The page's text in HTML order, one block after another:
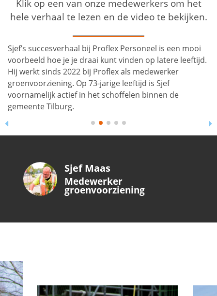
Klik op een van onze medewerkers om het
hele verhaal te lezen en de video te bekijken.
Sjef’s succesverhaal bij Proflex Personeel is een mooi
voorbeeld hoe je je draai kunt vinden op latere leeftijd.
Hij werkt sinds 2022 bij Proflex als medewerker
groenvoorziening. Op 73-jarige leeftijd is Sjef
voornamelijk actief in het schoffelen binnen de
gemeente Tilburg.
Sjef Maas
Medewerker
groenvoorziening